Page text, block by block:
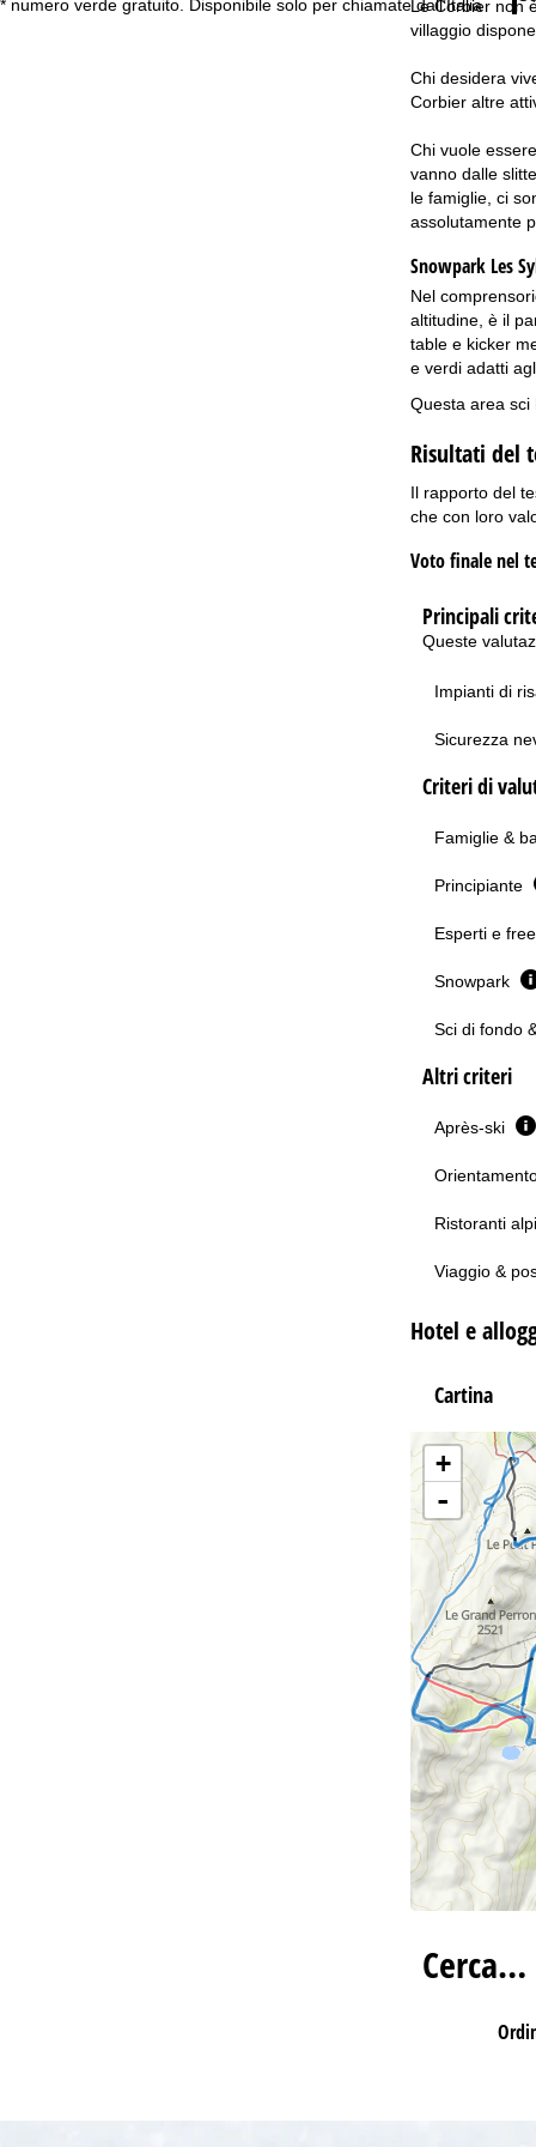
* numero verde gratuito. Disponibile solo per chiamate dall’Italia
Le Corbier non
villaggio
Chi desidera
Corbier altre
Chi vuole
vanno dalle
le famiglie, ci
assolutamente
Snowpark Les
Nel
altitudine, è il
table e kicker
e verdi adatti
Questa area sci
Risultati del
Il rapporto del
che con loro
Voto finale nel
Principali
Queste
Impianti di
Sicurezza
Criteri di
Famiglie &
Principiante
Esperti e
Snowpark
Sci di fondo
Altri criteri
Après-ski
Ristoranti
Viaggio &
Hotel e
Cartina
+
-
Cerca…